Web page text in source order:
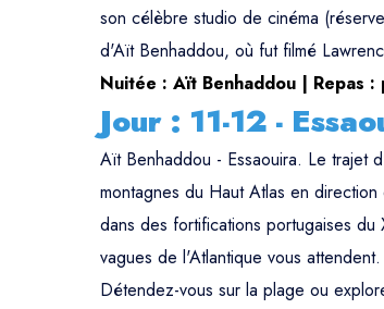
son célèbre studio de cinéma
d'Aït Benhaddou, où fut filmé
Nuitée : Aït Benhaddou | Repas
Jour : 11-12 -
Aït Benhaddou - Essaouira. Le trajet
montagnes du Haut Atlas en
dans des fortifications portugaises
vagues de l'Atlantique vous attendent.
Détendez-vous sur la plage ou